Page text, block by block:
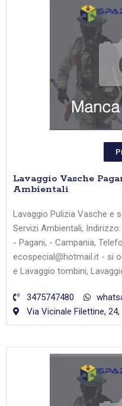
Lavaggio Vasche
Ambientali
Lavaggio Pulizia Vasche e
Servizi Ambientali,
- Pagani, - Campania,
ecospecial@hotmail.it - si
e Lavaggio tombini,
3475747480
Via Vicinale Filettine,